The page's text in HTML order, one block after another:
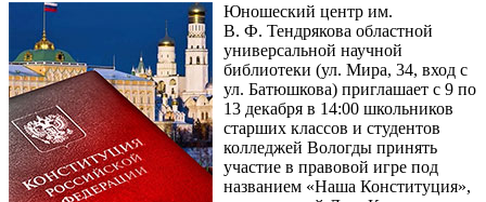
Юношеский центр им.
В. Ф. Тендрякова областной
универсальной научной
библиотеки (ул. Мира, 34, вход с
ул. Батюшкова) приглашает с 9 по
13 декабря в 14:00 школьников
старших классов и студентов
колледжей Вологды принять
участие в правовой игре под
названием «Наша Конституция»,